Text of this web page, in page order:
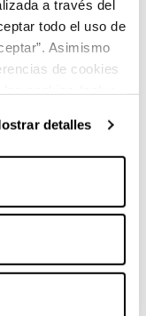
a través del
todo el uso de
Asimismo
de cookies
sus derechos vea
detalles